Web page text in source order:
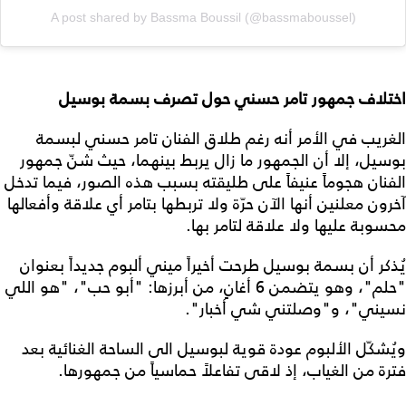
A post shared by Bassma Boussil (@bassmaboussel)
اختلاف جمهور تامر حسني حول تصرف بسمة بوسيل
الغريب في الأمر أنه رغم طلاق الفنان تامر حسني لبسمة
بوسيل، إلا أن الجمهور ما زال يربط بينهما، حيث شنّ جمهور
الفنان هجوماً عنيفاً على طليقته بسبب هذه الصور، فيما تدخل
آخرون معلنين أنها الآن حرّة ولا تربطها بتامر أي علاقة وأفعالها
محسوبة عليها ولا علاقة لتامر بها.
يُذكر أن بسمة بوسيل طرحت أخيراً ميني ألبوم جديداً بعنوان
"حلم"، وهو يتضمن 6 أغانٍ، من أبرزها: "أبو حب"، "هو اللي
نسيني"، و"وصلتني شي أخبار".
ويُشكّل الألبوم عودة قوية لبوسيل الى الساحة الغنائية بعد
فترة من الغياب، إذ لاقى تفاعلاً حماسياً من جمهورها.